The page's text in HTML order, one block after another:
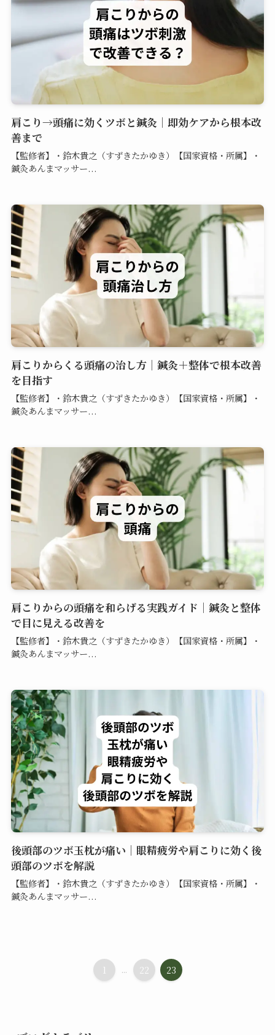
肩こり→頭痛に効くツボと鍼灸｜即効ケアから根本改
善まで
【監修者】・鈴木貴之（すずきたかゆき）【国家資格・所属】・
鍼灸あんまマッサー...
肩こりからくる頭痛の治し方｜鍼灸＋整体で根本改善
を目指す
【監修者】・鈴木貴之（すずきたかゆき）【国家資格・所属】・
鍼灸あんまマッサー...
肩こりからの頭痛を和らげる実践ガイド｜鍼灸と整体
で目に見える改善を
【監修者】・鈴木貴之（すずきたかゆき）【国家資格・所属】・
鍼灸あんまマッサー...
後頭部のツボ玉枕が痛い｜眼精疲労や肩こりに効く後
頭部のツボを解説
【監修者】・鈴木貴之（すずきたかゆき）【国家資格・所属】・
鍼灸あんまマッサー...
1 ... 22 23